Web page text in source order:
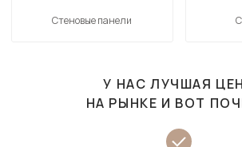
Стеновые панели
У НАС ЛУЧШАЯ
НА РЫНКЕ И ВОТ